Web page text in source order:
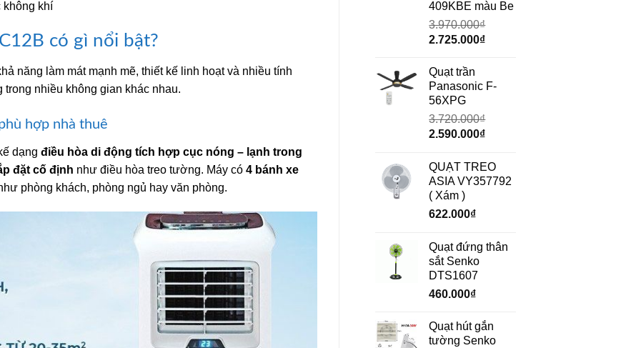
409KBE màu Be
3.970.000₫
Giá
là:
3.970.000₫.
2.725.000₫Giá
là:
Quạt trần
Panasonic F-
56XPG
3.720.000₫
Giá
là:
3.720.000₫.
2.590.000₫Giá
tại
là:
QUẠT TREO
ASIA VY357792
( Xám )
622.000₫
Quạt đứng thân
sắt Senko
DTS1607
460.000₫
Quạt hút gắn
tường Senko
không khí
có gì nổi bật?
năng làm mát mạnh mẽ, thiết kế linh hoạt và nhiều tính
nhiều không gian khác nhau.
hợp nhà thuê
dạng điều hòa di động tích hợp cục nóng – lạnh trong
đặt cố định như điều hòa treo tường. Máy có 4 bánh xe
phòng khách, phòng ngủ hay văn phòng.